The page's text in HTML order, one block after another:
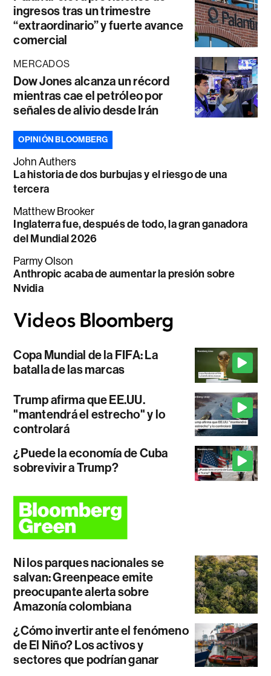
ingresos tras un trimestre
“extraordinario” y fuerte avance
comercial
MERCADOS
Dow Jones alcanza un récord
mientras cae el petróleo por
señales de alivio desde Irán
OPINIÓN BLOOMBERG
John Authers
La historia de dos burbujas y el riesgo de una
tercera
Matthew Brooker
Inglaterra fue, después de todo, la gran ganadora
del Mundial 2026
Parmy Olson
Anthropic acaba de aumentar la presión sobre
Nvidia
Copa Mundial de la FIFA: La
batalla de las marcas
Trump afirma que EE.UU.
"mantendrá el estrecho" y lo
controlará
¿Puede la economía de Cuba
sobrevivir a Trump?
Ni los parques nacionales se
salvan: Greenpeace emite
preocupante alerta sobre
Amazonía colombiana
¿Cómo invertir ante el fenómeno
de El Niño? Los activos y
sectores que podrían ganar